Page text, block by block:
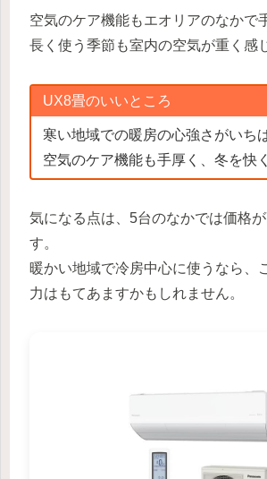
空気のケア機能もエオリアのなかで
長く使う季節も室内の空気が重く感
UX8畳のいいところ
寒い地域での暖房の心強さがいち
空気のケア機能も手厚く、冬を快
気になる点は、5台のなかでは価格
す。
暖かい地域で冷房中心に使うなら、
力はもてあますかもしれません。